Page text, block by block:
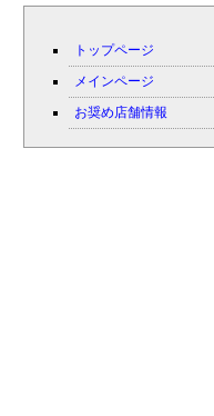
トップページ
メインページ
お奨め店舗情報